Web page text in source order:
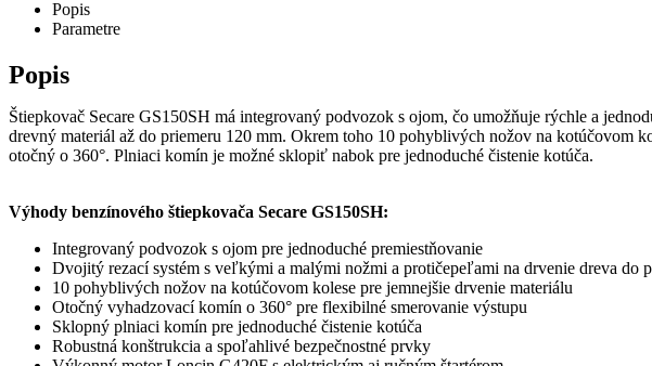
Popis
Parametre
Popis
Štiepkovač Secare GS150SH má integrovaný podvozok s ojom, čo umožňuje rýchle a
drevný materiál až do priemeru 120 mm. Okrem toho 10 pohyblivých nožov na kotúčovom
otočný o 360°. Plniaci komín je možné sklopiť nabok pre jednoduché čistenie kotúča.
Výhody benzínového štiepkovača Secare GS150SH:
Integrovaný podvozok s ojom pre jednoduché premiestňovanie
Dvojitý rezací systém s veľkými a malými nožmi a protičepeľami na drvenie dreva do
10 pohyblivých nožov na kotúčovom kolese pre jemnejšie drvenie materiálu
Otočný vyhadzovací komín o 360° pre flexibilné smerovanie výstupu
Sklopný plniaci komín pre jednoduché čistenie kotúča
Robustná konštrukcia a spoľahlivé bezpečnostné prvky